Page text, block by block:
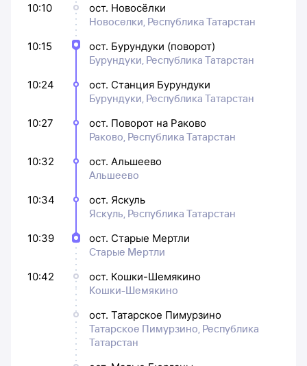
10:10
ост. Новосёлки
Новоселки, Республика Татарстан
10:15
ост. Бурундуки (поворот)
Бурундуки, Республика Татарстан
10:24
ост. Станция Бурундуки
Бурундуки, Республика Татарстан
10:27
ост. Поворот на Раково
Раково, Республика Татарстан
10:32
ост. Альшеево
Альшеево
10:34
ост. Яскуль
Яскуль, Республика Татарстан
10:39
ост. Старые Мертли
Старые Мертли
10:42
ост. Кошки-Шемякино
Кошки-Шемякино
ост. Татарское Пимурзино
Татарское Пимурзино, Республика
Татарстан